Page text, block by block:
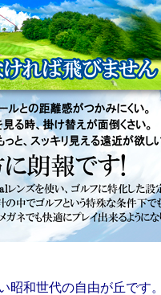
昭和世代の自由が丘です。